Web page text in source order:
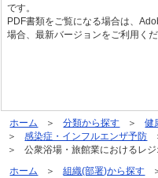
です。
PDF書類をご覧になる場合は、
場合、最新バージョンをご利用くだ
ホーム 分類から探す 健
感染症・インフルエンザ予防
公衆浴場・旅館業におけるレ
ホーム
組織(部署)から探す